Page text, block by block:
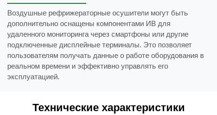
Воздушные рефрижераторные осушители могут быть
дополнительно оснащены компонентами ИВ для
удаленного мониторинга через смартфоны или другие
подключенные дисплейные терминалы. Это позволяет
пользователям получать данные о работе оборудования в
реальном времени и эффективно управлять его
эксплуатацией.
Технические характеристики